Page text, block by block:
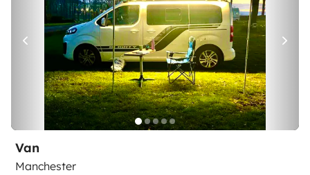
Van
Manchester